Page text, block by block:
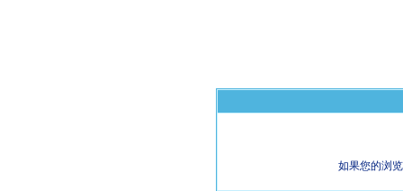
如果您的浏